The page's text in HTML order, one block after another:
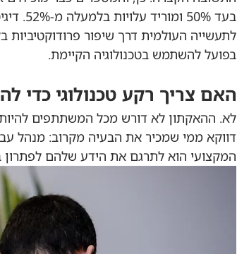
לתעשייה העולמית דרך שיפור פרודוקטיביות
בפועל להשתמש בטכנולוגיה הקיימת.
האם צריך רקע טכנולוגי כדי
לא. ההאקתון לא דורש מכל המשתתפים להיות
דווקא ממי שמכיר את הבעיה מקרוב: מנהל
המקצועי הוא לתרגם את הידע שלהם לפתרון